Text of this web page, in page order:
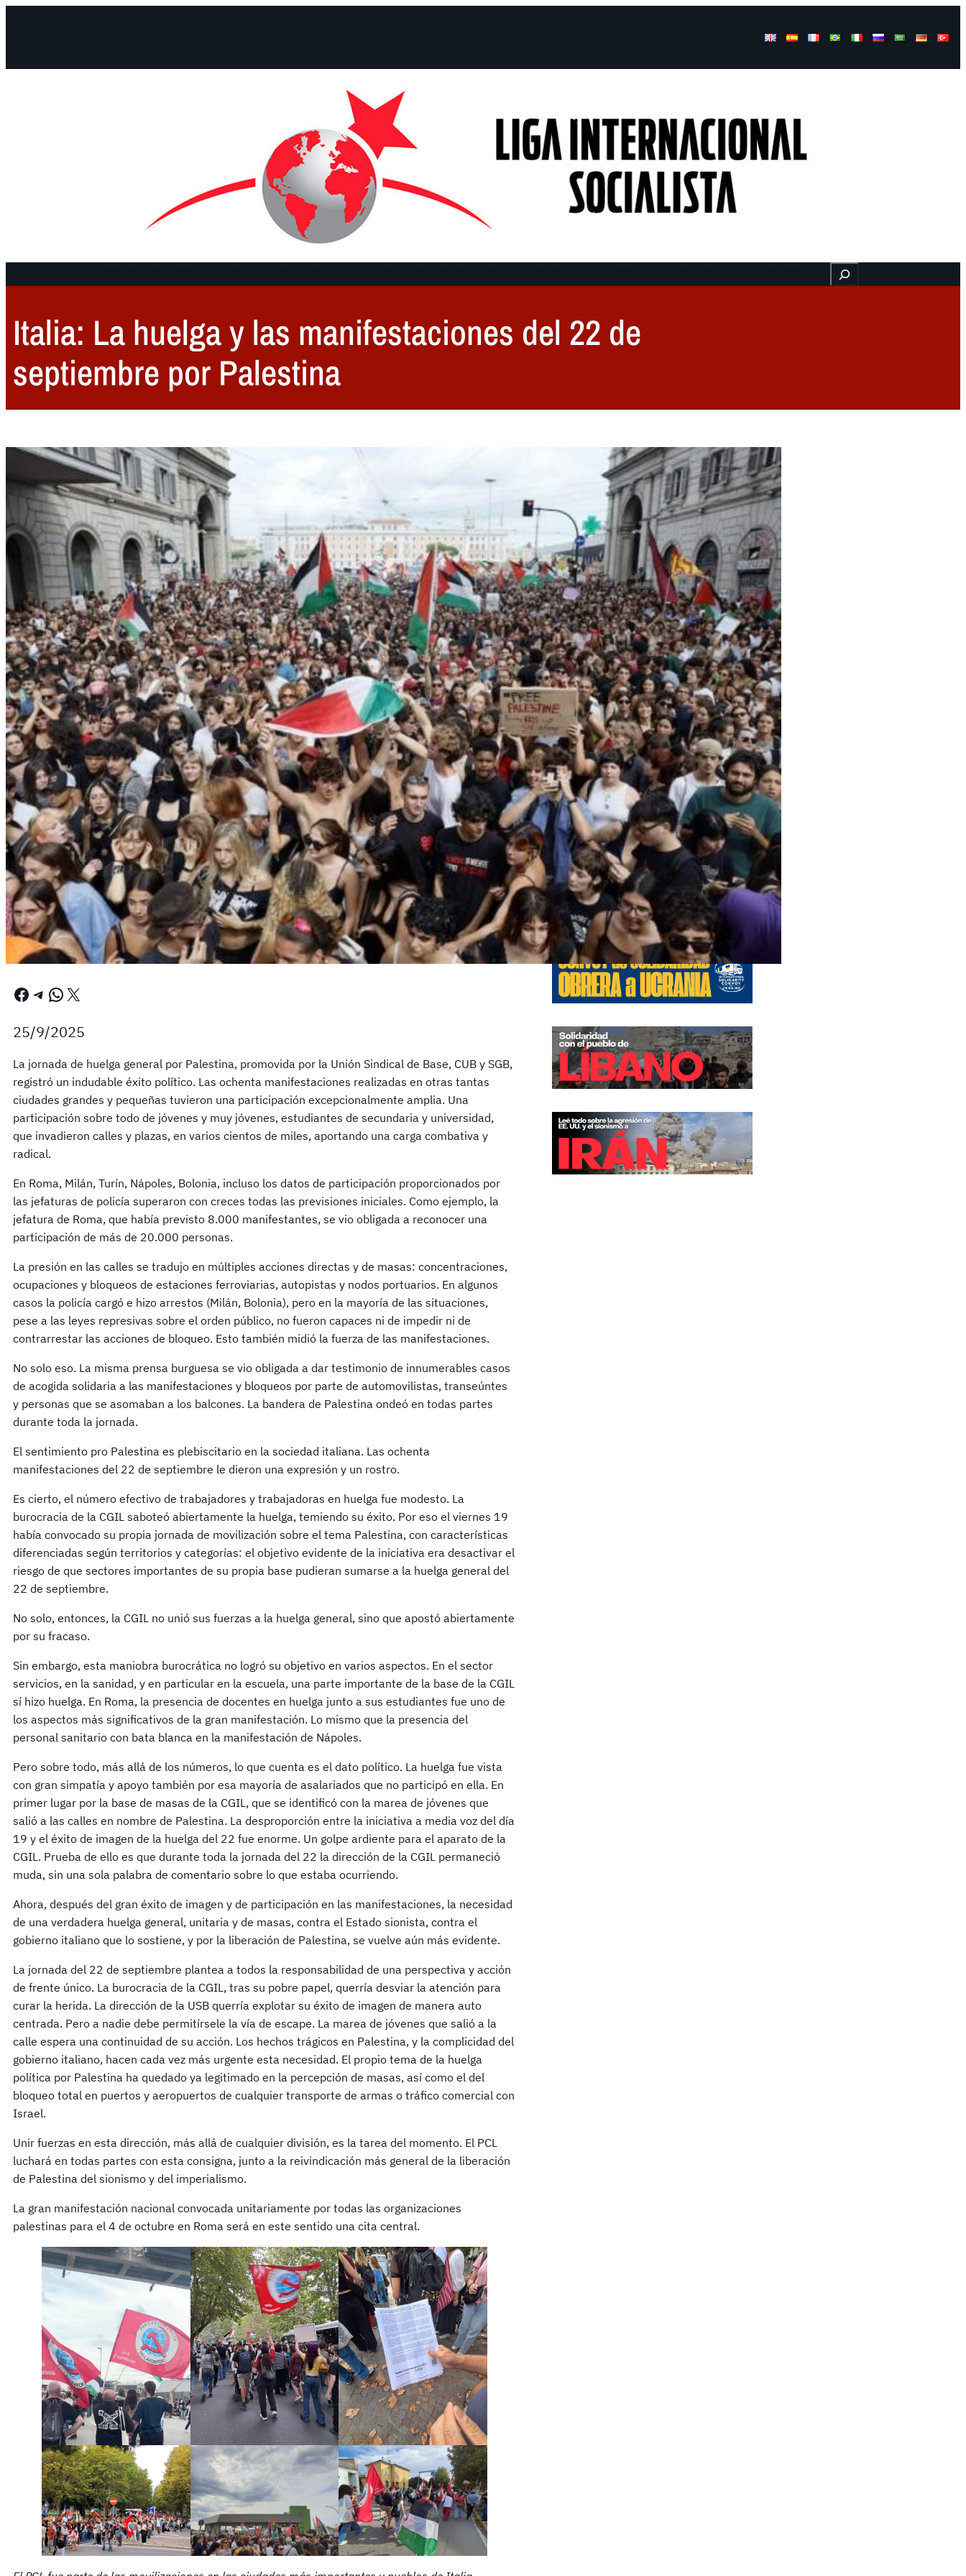
Buscar
Italia: La huelga y las manifestaciones del 22 de
septiembre por Palestina
Facebook Telegram WhatsApp X
25/9/2025
La jornada de huelga general por Palestina, promovida por la Unión Sindical de Base, CUB y SGB,
registró un indudable éxito político. Las ochenta manifestaciones realizadas en otras tantas
ciudades grandes y pequeñas tuvieron una participación excepcionalmente amplia. Una
participación sobre todo de jóvenes y muy jóvenes, estudiantes de secundaria y universidad,
que invadieron calles y plazas, en varios cientos de miles, aportando una carga combativa y
radical.
En Roma, Milán, Turín, Nápoles, Bolonia, incluso los datos de participación proporcionados por
las jefaturas de policía superaron con creces todas las previsiones iniciales. Como ejemplo, la
jefatura de Roma, que había previsto 8.000 manifestantes, se vio obligada a reconocer una
participación de más de 20.000 personas.
La presión en las calles se tradujo en múltiples acciones directas y de masas: concentraciones,
ocupaciones y bloqueos de estaciones ferroviarias, autopistas y nodos portuarios. En algunos
casos la policía cargó e hizo arrestos (Milán, Bolonia), pero en la mayoría de las situaciones,
pese a las leyes represivas sobre el orden público, no fueron capaces ni de impedir ni de
contrarrestar las acciones de bloqueo. Esto también midió la fuerza de las manifestaciones.
No solo eso. La misma prensa burguesa se vio obligada a dar testimonio de innumerables casos
de acogida solidaria a las manifestaciones y bloqueos por parte de automovilistas, transeúntes
y personas que se asomaban a los balcones. La bandera de Palestina ondeó en todas partes
durante toda la jornada.
El sentimiento pro Palestina es plebiscitario en la sociedad italiana. Las ochenta
manifestaciones del 22 de septiembre le dieron una expresión y un rostro.
Es cierto, el número efectivo de trabajadores y trabajadoras en huelga fue modesto. La
burocracia de la CGIL saboteó abiertamente la huelga, temiendo su éxito. Por eso el viernes 19
había convocado su propia jornada de movilización sobre el tema Palestina, con características
diferenciadas según territorios y categorías: el objetivo evidente de la iniciativa era desactivar el
riesgo de que sectores importantes de su propia base pudieran sumarse a la huelga general del
22 de septiembre.
No solo, entonces, la CGIL no unió sus fuerzas a la huelga general, sino que apostó abiertamente
por su fracaso.
Sin embargo, esta maniobra burocrática no logró su objetivo en varios aspectos. En el sector
servicios, en la sanidad, y en particular en la escuela, una parte importante de la base de la CGIL
sí hizo huelga. En Roma, la presencia de docentes en huelga junto a sus estudiantes fue uno de
los aspectos más significativos de la gran manifestación. Lo mismo que la presencia del
personal sanitario con bata blanca en la manifestación de Nápoles.
Pero sobre todo, más allá de los números, lo que cuenta es el dato político. La huelga fue vista
con gran simpatía y apoyo también por esa mayoría de asalariados que no participó en ella. En
primer lugar por la base de masas de la CGIL, que se identificó con la marea de jóvenes que
salió a las calles en nombre de Palestina. La desproporción entre la iniciativa a media voz del día
19 y el éxito de imagen de la huelga del 22 fue enorme. Un golpe ardiente para el aparato de la
CGIL. Prueba de ello es que durante toda la jornada del 22 la dirección de la CGIL permaneció
muda, sin una sola palabra de comentario sobre lo que estaba ocurriendo.
Ahora, después del gran éxito de imagen y de participación en las manifestaciones, la necesidad
de una verdadera huelga general, unitaria y de masas, contra el Estado sionista, contra el
gobierno italiano que lo sostiene, y por la liberación de Palestina, se vuelve aún más evidente.
La jornada del 22 de septiembre plantea a todos la responsabilidad de una perspectiva y acción
de frente único. La burocracia de la CGIL, tras su pobre papel, querría desviar la atención para
curar la herida. La dirección de la USB querría explotar su éxito de imagen de manera auto
centrada. Pero a nadie debe permitírsele la vía de escape. La marea de jóvenes que salió a la
calle espera una continuidad de su acción. Los hechos trágicos en Palestina, y la complicidad del
gobierno italiano, hacen cada vez más urgente esta necesidad. El propio tema de la huelga
política por Palestina ha quedado ya legitimado en la percepción de masas, así como el del
bloqueo total en puertos y aeropuertos de cualquier transporte de armas o tráfico comercial con
Israel.
Unir fuerzas en esta dirección, más allá de cualquier división, es la tarea del momento. El PCL
luchará en todas partes con esta consigna, junto a la reivindicación más general de la liberación
de Palestina del sionismo y del imperialismo.
La gran manifestación nacional convocada unitariamente por todas las organizaciones
palestinas para el 4 de octubre en Roma será en este sentido una cita central.
Ediciones anteriores